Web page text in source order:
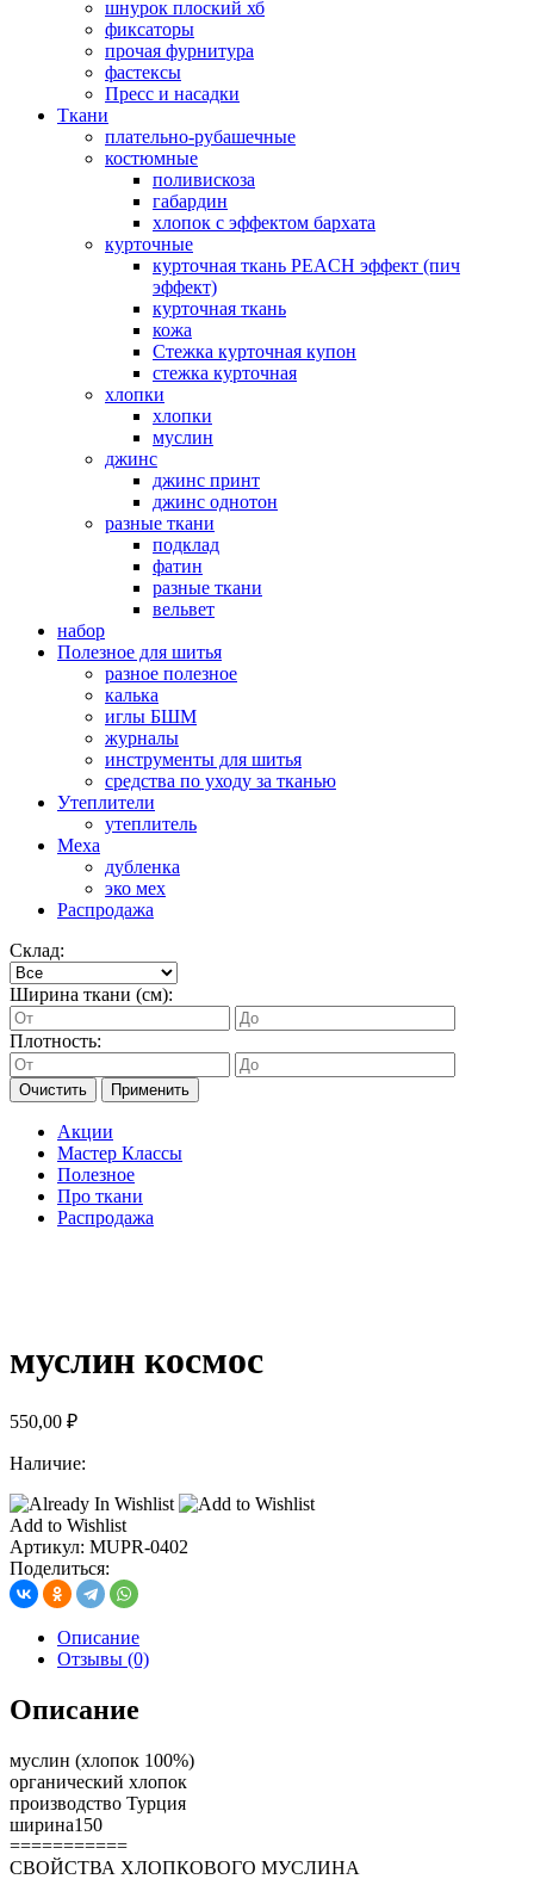
шнурок плоский хб
фиксаторы
прочая фурнитура
фастексы
Пресс и насадки
Ткани
плательно-рубашечные
костюмные
поливискоза
габардин
хлопок с эффектом бархата
курточные
курточная ткань PEACH эффект (пич
эффект)
курточная ткань
кожа
Стежка курточная купон
стежка курточная
хлопки
хлопки
муслин
джинс
джинс принт
джинс однотон
разные ткани
подклад
фатин
разные ткани
вельвет
набор
Полезное для шитья
разное полезное
калька
иглы БШМ
журналы
инструменты для шитья
средства по уходу за тканью
Утеплители
утеплитель
Меха
дубленка
эко мех
Распродажа
Склад:
Ширина ткани (см):
Плотность:
Очистить Применить
Акции
Мастер Классы
Полезное
Про ткани
Распродажа
муслин космос
550,00 ₽
Наличие:
Add to Wishlist
Артикул: MUPR-0402
Поделиться:
Описание
Отзывы (0)
Описание
муслин (хлопок 100%)
органический хлопок
производство Турция
ширина150
===========
СВОЙСТВА ХЛОПКОВОГО МУСЛИНА